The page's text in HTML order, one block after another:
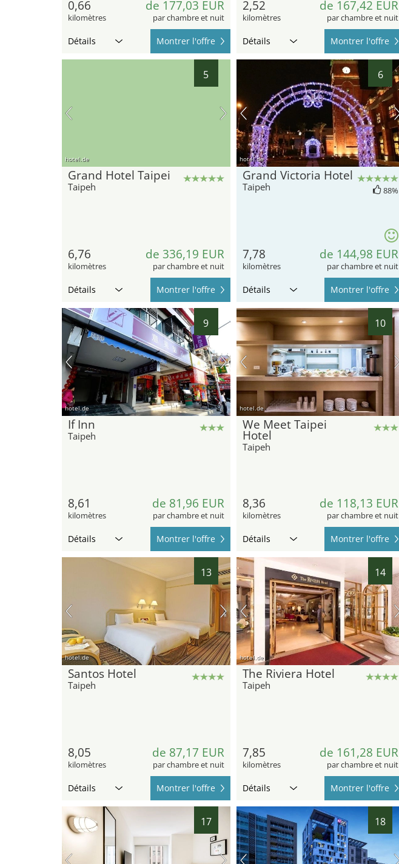
0,66
kilomètres
de 177,03 EUR
par chambre et nuit
Détails Montrer l'offre
2,52
kilomètres
de 167,42 EUR
par chambre et nuit
Détails Montrer l'offre
5
hotel.de
Grand Hotel Taipei
Taipeh
6,76
kilomètres
de 336,19 EUR
par chambre et nuit
Détails Montrer l'offre
6
hotel.de
Grand Victoria Hotel
Taipeh 88%
7,78
kilomètres
de 144,98 EUR
par chambre et nuit
Détails Montrer l'offre
9
hotel.de
If Inn
Taipeh
8,61
kilomètres
de 81,96 EUR
par chambre et nuit
Détails Montrer l'offre
10
hotel.de
We Meet Taipei
Hotel
Taipeh
8,36
kilomètres
de 118,13 EUR
par chambre et nuit
Détails Montrer l'offre
13
hotel.de
Santos Hotel
Taipeh
8,05
kilomètres
de 87,17 EUR
par chambre et nuit
Détails Montrer l'offre
14
hotel.de
The Riviera Hotel
Taipeh
7,85
kilomètres
de 161,28 EUR
par chambre et nuit
Détails Montrer l'offre
17 18